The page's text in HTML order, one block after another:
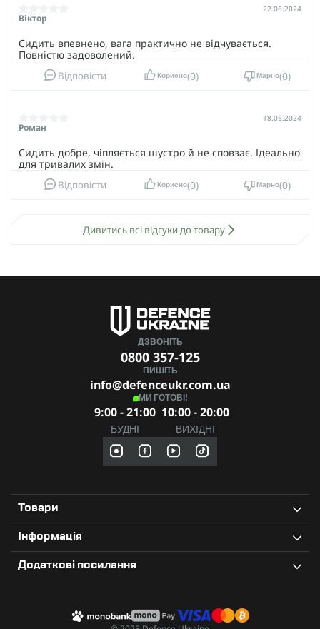
Віктор
22.06.2024
Сидить впевнено, вага практично не відчувається.
Повністю задоволений.
Відповісти Корисно 0 Марно 0
Роман
18.05.2024
Сидить добре, чіпляється шустро й не сповзає. Ідеально
для тривалих змін.
Відповісти Корисно 0 Марно 0
Дивитись всі відгуки до товару
ДЗВОНІТЬ
0800 357-125
ПИШІТЬ
info@defenceukr.com.ua
МИ ГОТОВІ!
9:00 - 21:00
БУДНІ
10:00 - 20:00
ВИХІДНІ
Товари
Інформація
Додаткові посилання